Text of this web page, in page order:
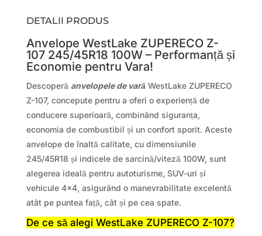
DETALII PRODUS
Anvelope WestLake ZUPERECO Z-
107 245/45R18 100W – Performanță și
Economie pentru Vara!
Descoperă anvelopele de varăWestLake ZUPERECO
Z-107, concepute pentru a oferi o experiență de
conducere superioară, combinând siguranța,
economia de combustibil și un confort sporit. Aceste
anvelope de înaltă calitate, cu dimensiunile
245/45R18 și indicele de sarcină/viteză 100W, sunt
alegerea ideală pentru autoturisme, SUV-uri și
vehicule 4×4, asigurând o manevrabilitate excelentă
atât pe puntea față, cât și pe cea spate.
De ce să alegi WestLake ZUPERECO Z-107?